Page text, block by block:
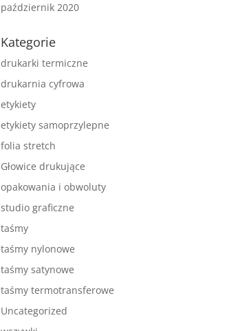
październik 2020
Kategorie
drukarki termiczne
drukarnia cyfrowa
etykiety
etykiety samoprzylepne
folia stretch
Głowice drukujące
opakowania i obwoluty
studio graficzne
taśmy
taśmy nylonowe
taśmy satynowe
taśmy termotransferowe
Uncategorized